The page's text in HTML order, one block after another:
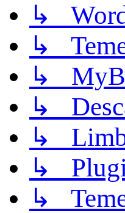
↳
↳
↳
↳
↳
↳
↳